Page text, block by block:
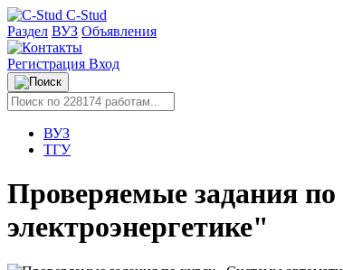
C-Stud
Раздел ВУЗ Объявления
Регистрация Вход
ВУЗ
ТГУ
Проверяемые задания
электроэнергетике"